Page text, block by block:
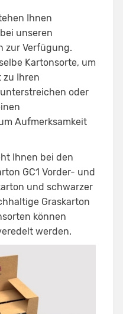
Ihnen
unseren
zur Verfügung.
Kartonsorte, um
zu Ihren
oder
Aufmerksamkeit
Ihnen bei den
GC1 Vorder- und
und schwarzer
Graskarton
können
werden.